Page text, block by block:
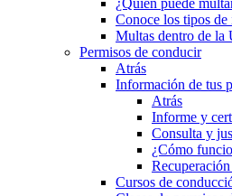
¿Quién puede
Conoce los tipos
Multas dentro de la
Permisos de conducir
Atrás
Información de tus
Atrás
Informe y
Consulta y
¿Cómo
Cursos de